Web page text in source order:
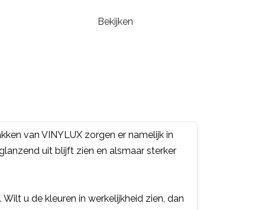
Bekijken
van VINYLUX zorgen er namelijk in
uit blijft zien en alsmaar sterker
u de kleuren in werkelijkheid zien, dan